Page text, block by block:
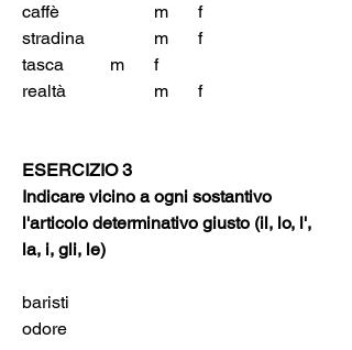
caffè			m	f
stradina		m	f
tasca		m	f
realtà		m	f
ESERCIZIO 3
Indicare vicino a ogni sostantivo
l'articolo determinativo giusto (il, lo, l',
la, i, gli, le)